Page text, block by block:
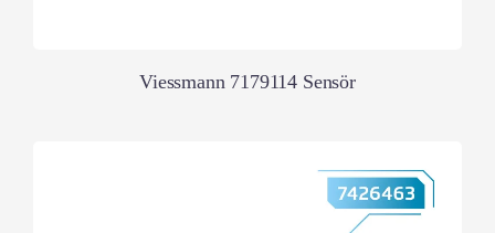
Viessmann 7179114 Sensör